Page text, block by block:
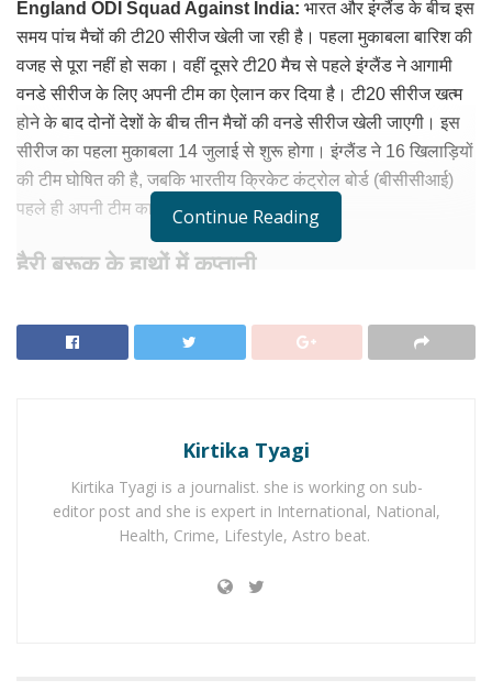
England ODI Squad Against India: भारत और इंग्लैंड के बीच इस
समय पांच मैचों की टी20 सीरीज खेली जा रही है। पहला मुकाबला बारिश की
वजह से पूरा नहीं हो सका। वहीं दूसरे टी20 मैच से पहले इंग्लैंड ने आगामी
वनडे सीरीज के लिए अपनी टीम का ऐलान कर दिया है। टी20 सीरीज खत्म
होने के बाद दोनों देशों के बीच तीन मैचों की वनडे सीरीज खेली जाएगी। इस
सीरीज का पहला मुकाबला 14 जुलाई से शुरू होगा। इंग्लैंड ने 16 खिलाड़ियों
की टीम घोषित की है, जबकि भारतीय क्रिकेट कंट्रोल बोर्ड (बीसीसीआई)
पहले ही अपनी टीम का ऐलान कर चुका है।
हैरी ब्रूक के हाथों में कप्तानी
सौंपी गई है। सीमित ओवरों की क्रिकेट में वह लगातार टीम की अगुवाई कर
रहे हैं। इस बार टीम में ऑलराउंडर जेम्स कोल्स को पहली बार वनडे टीम में
No Content Available
Continue Reading
Kirtika Tyagi
Kirtika Tyagi is a journalist. she is working on sub-
editor post and she is expert in International, National,
Health, Crime, Lifestyle, Astro beat.